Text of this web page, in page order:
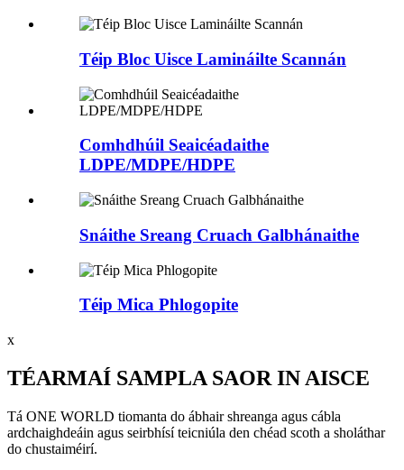
Téip Bloc Uisce Lamináilte Scannán
Comhdhúil Seaicéadaithe
LDPE/MDPE/HDPE
Snáithe Sreang Cruach Galbhánaithe
Téip Mica Phlogopite
x
TÉARMAÍ SAMPLA SAOR IN AISCE
Tá ONE WORLD tiomanta do ábhair shreanga agus cábla
ardchaighdeáin agus seirbhísí teicniúla den chéad scoth a sholáthar
do chustaiméirí.